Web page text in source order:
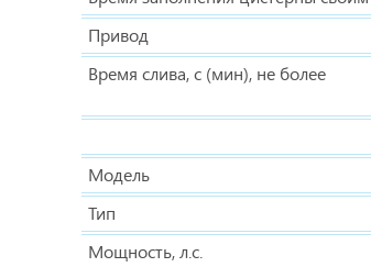
Привод
Время слива, с (мин), не более
Модель
Тип
Мощность, л.с.